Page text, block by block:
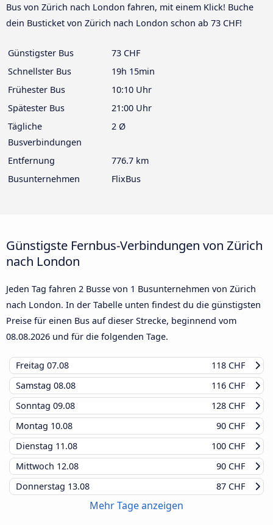
Bus von Zürich nach London fahren, mit einem Klick! Buche
dein Busticket von Zürich nach London schon ab 73 CHF!
Günstigster Bus
73 CHF
Schnellster Bus
19h 15min
Frühester Bus
10:10 Uhr
Spätester Bus
21:00 Uhr
Tägliche
Busverbindungen
2 Ø
Entfernung
776.7 km
Busunternehmen
FlixBus
Günstigste Fernbus-Verbindungen von Zürich
nach London
Jeden Tag fahren 2 Busse von 1 Busunternehmen von Zürich
nach London. In der Tabelle unten findest du die günstigsten
Preise für einen Bus auf dieser Strecke, beginnend vom
08.08.2026 und für die folgenden Tage.
Freitag 07.08
118 CHF
Samstag 08.08
116 CHF
Sonntag 09.08
128 CHF
Montag 10.08
90 CHF
Dienstag 11.08
100 CHF
Mittwoch 12.08
90 CHF
Donnerstag 13.08 87 CHF
Mehr Tage anzeigen